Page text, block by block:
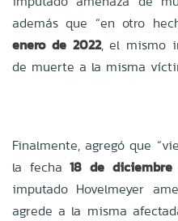
además que “en otro
enero de 2022, el mismo
de muerte a la misma
Finalmente, agregó que
la fecha18 de
imputado Hovelmeyer
agrede a la misma